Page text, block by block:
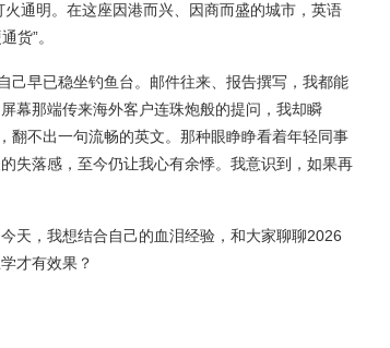
通明。在这座因港而兴、因商而盛的城市，英语
货”。
己早已稳坐钓鱼台。邮件往来、报告撰写，我都能
幕那端传来海外客户连珠炮般的提问，我却瞬
不出一句流畅的英文。那种眼睁睁看着年轻同事
失落感，至今仍让我心有余悸。我意识到，如果再
天，我想结合自己的血泪经验，和大家聊聊2026
才有效果？